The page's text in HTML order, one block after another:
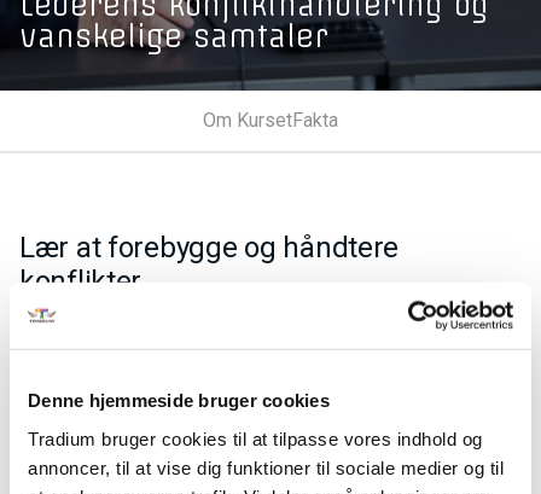
Denne hjemmeside bruger cookies
Tradium bruger cookies til at tilpasse vores indhold og
annoncer, til at vise dig funktioner til sociale medier og til
vanskelige samtaler
Om KursetFakta
Lær at forebygge og håndtere
konflikter.
Efter kurset kan du i ledelsesfunktionen - gennem dit
parternes reaktioner - forebygge og håndtere konflikter og
gennemføre samtaler med konfliktpotentiale.
Du lærer desuden at afdække relevante